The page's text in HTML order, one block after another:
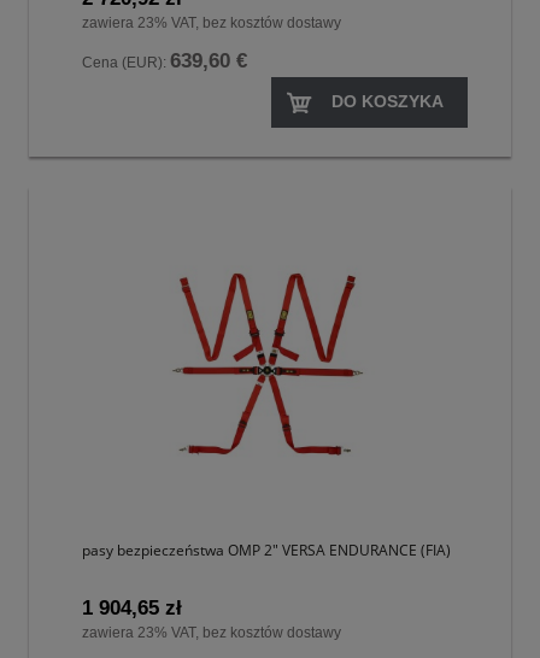
zawiera 23% VAT, bez kosztów dostawy
Cena (EUR): 639,60 €
DO KOSZYKA
pasy bezpieczeństwa OMP 2" VERSA ENDURANCE (FIA)
1 904,65 zł
zawiera 23% VAT, bez kosztów dostawy